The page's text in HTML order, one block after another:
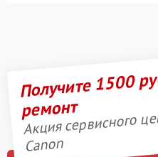
Получите 1500
ремонт
Акция сервисного
Canon